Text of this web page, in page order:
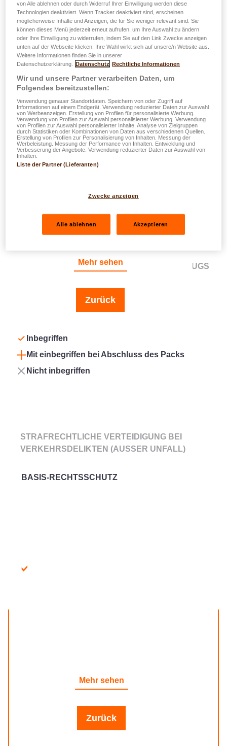
Rechtsschutzversicherung in der
easyPROTECT Auto enthalten
VERKAUF ODER NUTZUNG EINES FAHRZEUGS
STRAFRECHTLICHE VERTEIDIGUNG BEI
VERKEHRSDELIKTEN (AUSSER UNFALL)
Mehr sehen
Zurück
Inbegriffen
Mit einbegriffen bei Abschluss des Packs
Nicht inbegriffen
Umfassende KFZ-
Rechtsschutzversicherung
BASIS-RECHTSSCHUTZ
VERKAUF ODER NUTZUNG EINES
Mehr sehen
Zurück
von Alle ablehnen oder durch Widerruf Ihrer Einwilligung werden diese
Technologien deaktiviert. Wenn Tracker deaktiviert sind, erscheinen
möglicherweise Inhalte und Anzeigen, die für Sie weniger relevant sind. Sie
können dieses Menü jederzeit erneut aufrufen, um Ihre Auswahl zu ändern
oder Ihre Einwilligung zu widerrufen, indem Sie auf den Link Zwecke anzeigen
unten auf der Webseite klicken. Ihre Wahl wirkt sich auf unsere/n Website aus.
Weitere Informationen finden Sie in unserer
Datenschutzerklärung.
Datenschutz Rechtliche Informationen
Wir und unsere Partner verarbeiten Daten, um
Folgendes bereitzustellen:
Verwendung genauer Standortdaten. Speichern von oder Zugriff auf
Informationen auf einem Endgerät. Verwendung reduzierter Daten zur Auswahl
von Werbeanzeigen. Erstellung von Profilen für personalisierte Werbung.
Verwendung von Profilen zur Auswahl personalisierter Werbung. Verwendung
von Profilen zur Auswahl personalisierter Inhalte. Analyse von Zielgruppen
durch Statistiken oder Kombinationen von Daten aus verschiedenen Quellen.
Erstellung von Profilen zur Personalisierung von Inhalten. Messung der
Werbeleistung. Messung der Performance von Inhalten. Entwicklung und
Verbesserung der Angebote. Verwendung reduzierter Daten zur Auswahl von
Inhalten.
Liste der Partner (Lieferanten)
Zwecke anzeigen
Alle ablehnen Akzeptieren